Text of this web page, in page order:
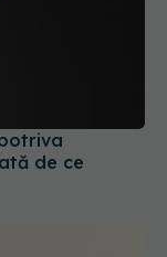
de ce